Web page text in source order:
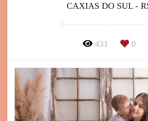
CAXIAS DO SUL -
431 0